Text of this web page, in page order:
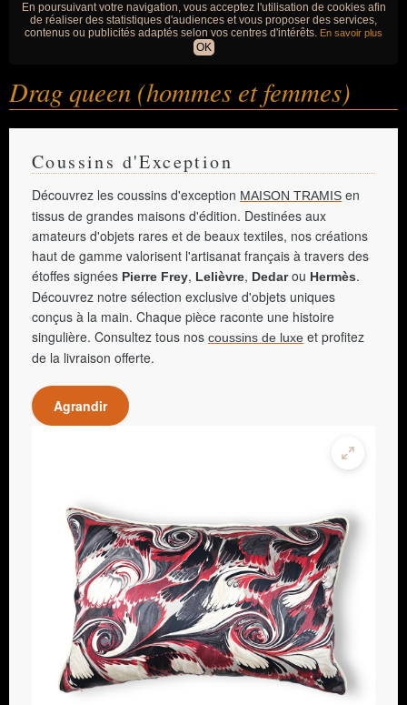
En poursuivant votre navigation, vous acceptez l'utilisation de cookies afin
de réaliser des statistiques d'audiences et vous proposer des services,
contenus ou publicités adaptés selon vos centres d'intérêts. En savoir plus
OK
Drag queen (hommes et femmes)
Coussins d'Exception
Découvrez les coussins d'exception MAISON TRAMIS en
tissus de grandes maisons d'édition. Destinées aux
amateurs d'objets rares et de beaux textiles, nos créations
haut de gamme valorisent l'artisanat français à travers des
étoffes signées Pierre Frey, Lelièvre, Dedarou Hermès.
Découvrez notre sélection exclusive d'objets uniques
conçus à la main. Chaque pièce raconte une histoire
singulière. Consultez tous nos coussins de luxe et profitez
de la livraison offerte.
Agrandir